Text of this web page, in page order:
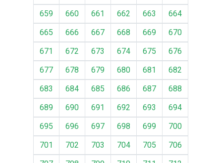
659
660 661 662 663
664
665
666 667 668 669
670
671
672 673 674 675
676
677
678 679 680 681
682
683
684 685 686 687
688
689
690 691 692 693
694
695
696 697 698 699
700
701
702 703 704 705
706